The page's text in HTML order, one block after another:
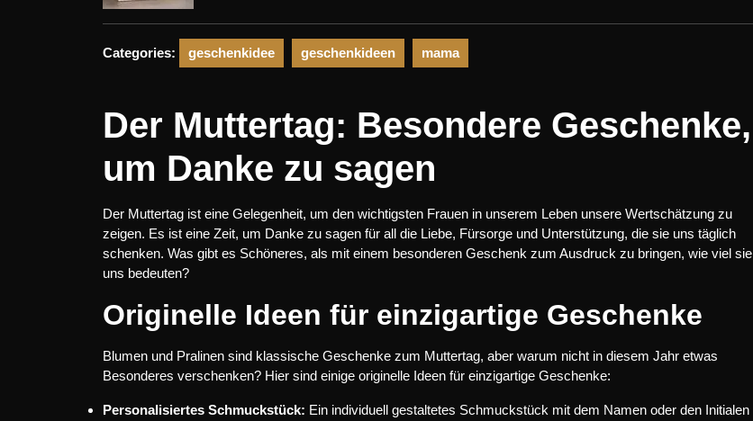
Categories: geschenkidee geschenkideen mama
Der Muttertag: Besondere Geschenke,
um Danke zu sagen
Der Muttertag ist eine Gelegenheit, um den wichtigsten Frauen in unserem Leben unsere Wertschätzung zu
zeigen. Es ist eine Zeit, um Danke zu sagen für all die Liebe, Fürsorge und Unterstützung, die sie uns täglich
schenken. Was gibt es Schöneres, als mit einem besonderen Geschenk zum Ausdruck zu bringen, wie viel sie
uns bedeuten?
Originelle Ideen für einzigartige Geschenke
Blumen und Pralinen sind klassische Geschenke zum Muttertag, aber warum nicht in diesem Jahr etwas
Besonderes verschenken? Hier sind einige originelle Ideen für einzigartige Geschenke:
Personalisiertes Schmuckstück: Ein individuell gestaltetes Schmuckstück mit dem Namen oder den Initialen